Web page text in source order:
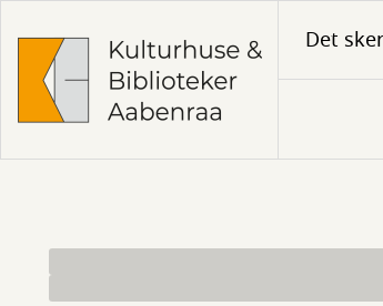
hovedindhold
Det sker